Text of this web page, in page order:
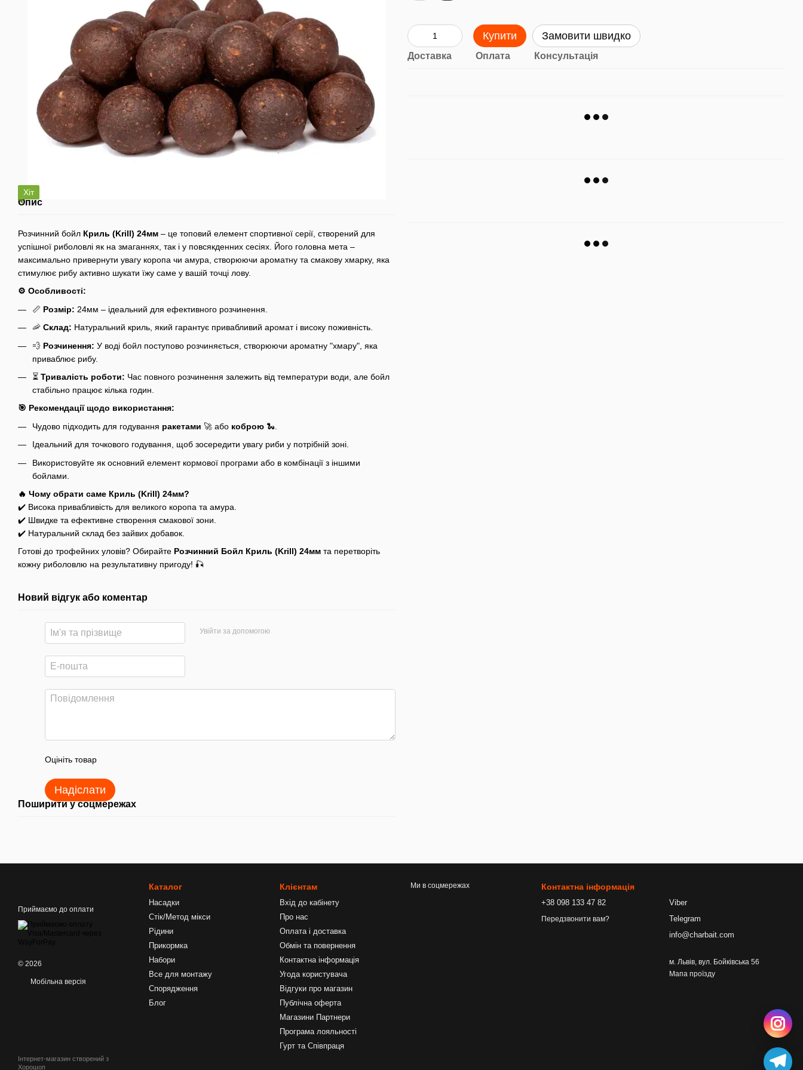
Хіт
Опис
Розчинний бойл Криль (Krill) 24мм – це топовий елемент спортивної серії, створений для
успішної риболовлі як на змаганнях, так і у повсякденних сесіях. Його головна мета –
максимально привернути увагу коропа чи амура, створюючи ароматну та смакову хмарку, яка
стимулює рибу активно шукати їжу саме у вашій точці лову.
⚙️ Особливості:
📏 Розмір: 24мм – ідеальний для ефективного розчинення.
🦐 Склад: Натуральний криль, який гарантує привабливий аромат і високу поживність.
💨 Розчинення: У воді бойл поступово розчиняється, створюючи ароматну "хмару", яка
приваблює рибу.
⏳ Тривалість роботи: Час повного розчинення залежить від температури води, але бойл
стабільно працює кілька годин.
🎯 Рекомендації щодо використання:
Чудово підходить для годування ракетами 🚀 або коброю 🐍.
Ідеальний для точкового годування, щоб зосередити увагу риби у потрібній зоні.
Використовуйте як основний елемент кормової програми або в комбінації з іншими
бойлами.
🔥 Чому обрати саме Криль (Krill) 24мм?
✔️ Висока привабливість для великого коропа та амура.
✔️ Швидке та ефективне створення смакової зони.
✔️ Натуральний склад без зайвих добавок.
Готові до трофейних уловів? Обирайте Розчинний Бойл Криль (Krill) 24мм та перетворіть
кожну риболовлю на результативну пригоду! 🎣
Новий відгук або коментар
Увійти за допомогою
Оцініть товар
Надіслати
Поширити у соцмережах
Купити Замовити швидко
Доставка Оплата Консультація
Приймаємо до оплати
© 2026
Мобільна версія
Інтернет-магазин створений з
Хорошоп
Каталог
Насадки
Стік/Метод мікси
Рідини
Прикормка
Набори
Все для монтажу
Спорядження
Блог
Клієнтам
Вхід до кабінету
Про нас
Оплата і доставка
Обмін та повернення
Контактна інформація
Угода користувача
Відгуки про магазин
Публічна оферта
Магазини Партнери
Програма лояльності
Гурт та Співпраця
Ми в соцмережах Контактна інформація
+38 098 133 47 82
Передзвонити вам?
Viber
Telegram
info@charbait.com
м. Львів, вул. Бойківська 56
Мапа проїзду